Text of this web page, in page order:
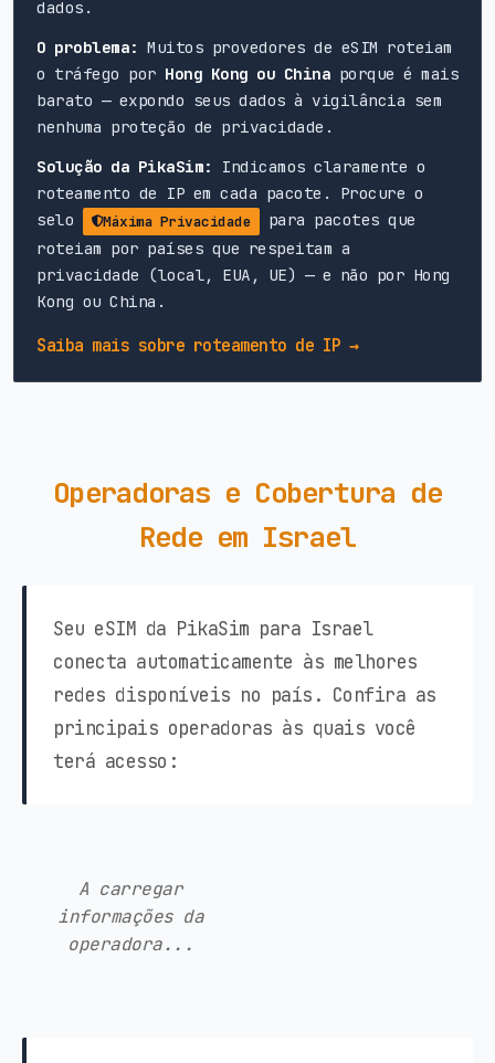
dados.
O problema: Muitos provedores de eSIM roteiam
o tráfego por Hong Kong ou China porque é mais
barato — expondo seus dados à vigilância sem
nenhuma proteção de privacidade.
Solução da PikaSim:
Indicamos claramente o
roteamento de IP em cada pacote. Procure o
selo
Máxima Privacidade
para pacotes que
roteiam por países que respeitam a
privacidade (local, EUA, UE) — e não por Hong
Kong ou China.
Saiba mais sobre roteamento de IP →
Operadoras e Cobertura de
Rede em Israel
Seu eSIM da PikaSim para Israel
conecta automaticamente às melhores
redes disponíveis no país. Confira as
principais operadoras às quais você
terá acesso:
A carregar
informações da
operadora...